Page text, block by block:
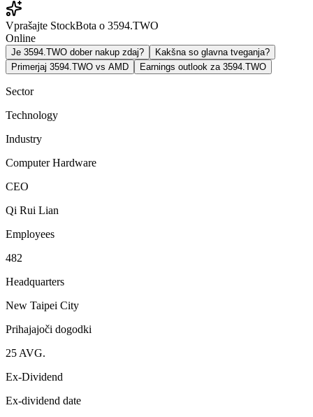
Vprašajte StockBota o 3594.TWO
Online
Je 3594.TWO dober nakup zdaj?
Kakšna so glavna tveganja?
Primerjaj 3594.TWO vs AMD
Earnings outlook za 3594.TWO
Sector
Technology
Industry
Computer Hardware
CEO
Qi Rui Lian
Employees
482
Headquarters
New Taipei City
Prihajajoči dogodki
25 AVG.
Ex-Dividend
Ex-dividend date